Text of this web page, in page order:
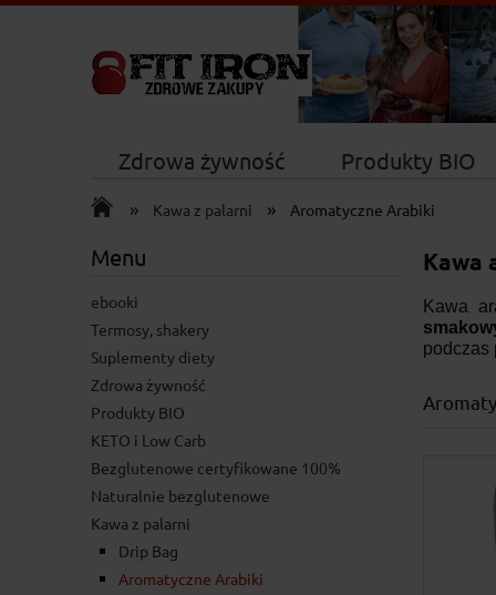
Zdrowa żywność
Produkty BIO
Nowości
» Kawa z palarni » Aromatyczne Arabiki
Menu
ebooki
Termosy, shakery
Suplementy diety
Zdrowa żywność
Produkty BIO
KETO i Low Carb
Bezglutenowe certyfikowane 100%
Naturalnie bezglutenowe
Kawa z palarni
Drip Bag
Aromatyczne Arabiki
Kawa
Kawa
podczas